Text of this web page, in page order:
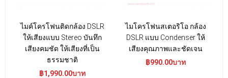
ไมค์โครโฟนติดกล้อง DSLR
ให้เสียงแบบ Stereo บันทึก
เสียงคมชัด ให้เสียงที่เป็น
ธรรมชาติ
฿1,990.00บาท
ไมโครโฟนสเตอริโอ กล้อง
DSLR แบบ Condenser ให้
เสียงคุณภาพและชัดเจน
฿990.00บาท